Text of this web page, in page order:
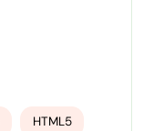
HTML5